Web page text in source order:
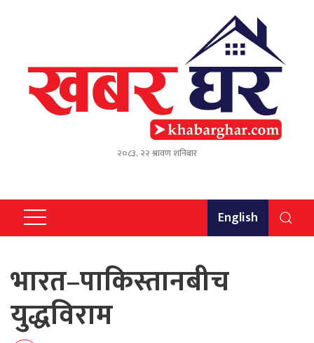
२०८३, २२ श्रावण शनिबार
English
भारत–पाकिस्तानबीच
युद्धविराम